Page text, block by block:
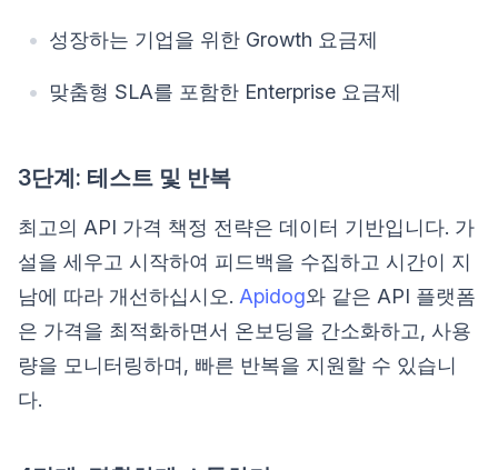
성장하는 기업을 위한 Growth 요금제
맞춤형 SLA를 포함한 Enterprise 요금제
3단계: 테스트 및 반복
최고의 API 가격 책정 전략은 데이터 기반입니다. 가
설을 세우고 시작하여 피드백을 수집하고 시간이 지
남에 따라 개선하십시오. Apidog와 같은 API 플랫폼
은 가격을 최적화하면서 온보딩을 간소화하고, 사용
량을 모니터링하며, 빠른 반복을 지원할 수 있습니
다.